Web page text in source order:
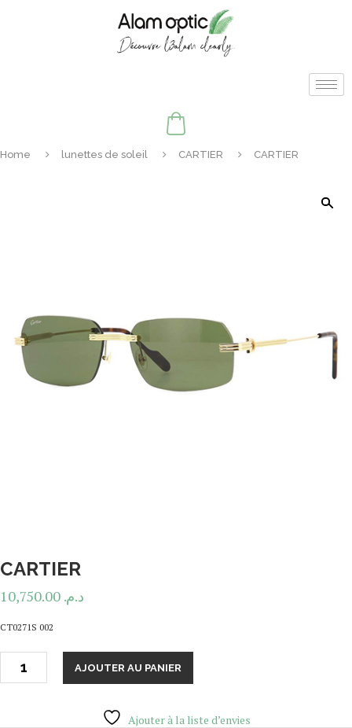
Home lunettes de soleil CARTIER CARTIER
CARTIER
د.م.
CT0271S 002
AJOUTER AU PANIER
Ajouter à la liste d’envies